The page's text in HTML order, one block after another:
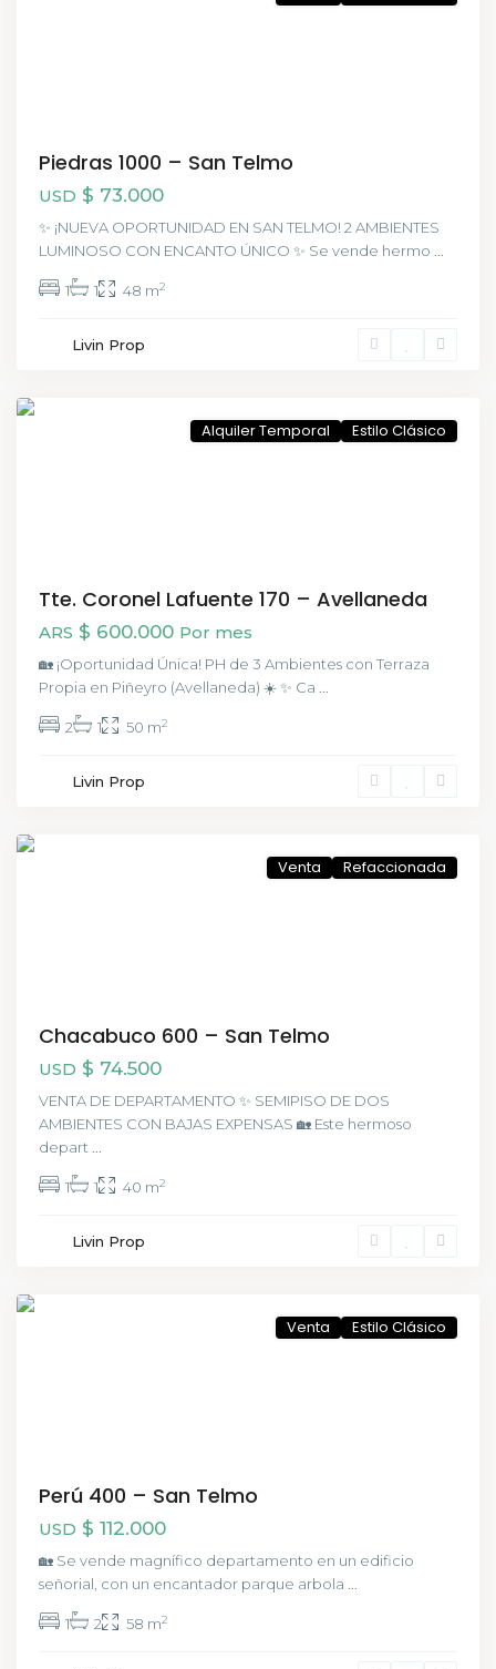
Piedras 1000 – San Telmo
USD $ 73.000
✨ ¡NUEVA OPORTUNIDAD EN SAN TELMO! 2 AMBIENTES
LUMINOSO CON ENCANTO ÚNICO ✨ Se vende hermo
1 1 48 m2
Livin Prop
Pineyro,
Alquiler Temporal Estilo Clásico
Tte. Coronel Lafuente 170 – Avellaneda
ARS $ 600.000 Por mes
🏡 ¡Oportunidad Única! PH de 3 Ambientes con Terraza
Propia en Piñeyro (Avellaneda) ☀️ ✨ Ca
2 1 50 m2
Livin Prop
Venta Refaccionada
Chacabuco 600 – San Telmo
USD $ 74.500
VENTA DE DEPARTAMENTO ✨ SEMIPISO DE DOS
AMBIENTES CON BAJAS EXPENSAS 🏡 Este hermoso
depart
1 1 40 m2
Livin Prop
Venta Estilo Clásico
Perú 400 – San Telmo
USD $ 112.000
🏡 Se vende magnífico departamento en un edificio
señorial, con un encantador parque arbola
1 2 58 m2